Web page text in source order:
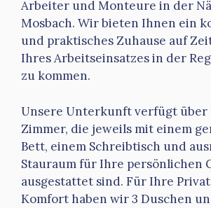
Arbeiter und Monteure in der
Mosbach. Wir bieten Ihnen ein
und praktisches Zuhause auf
Ihres Arbeitseinsatzes in der
zu kommen.
Unsere Unterkunft verfügt über
Zimmer, die jeweils mit einem
Bett, einem Schreibtisch und
Stauraum für Ihre persönlichen
ausgestattet sind. Für Ihre
Komfort haben wir 3 Duschen